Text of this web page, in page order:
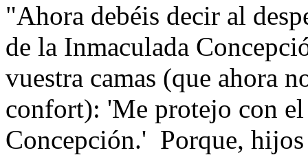
"Ahora debéis decir al
de la Inmaculada
vuestra camas (que ahora
confort): 'Me protejo con
Concepción.' Porque,